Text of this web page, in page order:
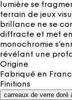
lumière se
terrain de jeux
brillance ne se
diffracte et met
monochromie
révélant une
Origine
Fabriqué en
Finitions
carreaux de verre doré